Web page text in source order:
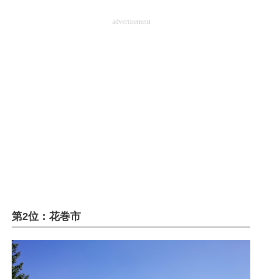
advertisement
第2位：花巻市